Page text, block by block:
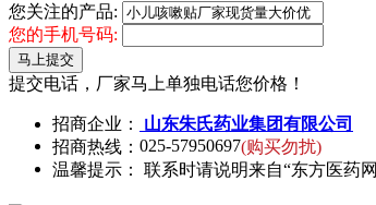
您关注的产品:
您的手机号码:
马上提交
提交电话，厂家马上单独电话您价格！
招商企业： 山东朱氏药业集团有限公司
招商热线： 025-57950697(购买勿扰)
温馨提示： 联系时请说明来自“东方医药